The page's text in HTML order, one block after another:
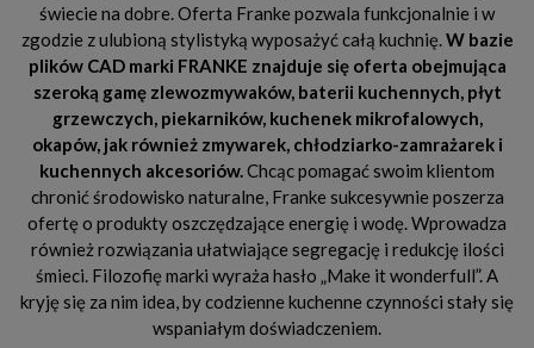
świecie na dobre. Oferta Franke pozwala funkcjonalnie i w
zgodzie z ulubioną stylistyką wyposażyć całą kuchnię.W bazie
plików CAD marki FRANKE znajduje się oferta obejmująca
szeroką gamę zlewozmywaków, baterii kuchennych, płyt
grzewczych, piekarników, kuchenek mikrofalowych,
okapów, jak również zmywarek, chłodziarko-zamrażarek i
kuchennych akcesoriów.Chcąc pomagać swoim klientom
chronić środowisko naturalne, Franke sukcesywnie poszerza
ofertę o produkty oszczędzające energię i wodę. Wprowadza
również rozwiązania ułatwiające segregację i redukcję ilości
śmieci. Filozofię marki wyraża hasło „Make it wonderfull”. A
kryję się za nim idea, by codzienne kuchenne czynności stały się
wspaniałym doświadczeniem.